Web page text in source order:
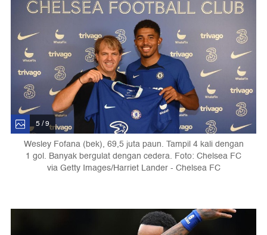
5 / 9
Wesley Fofana (bek), 69,5 juta paun. Tampil 4 kali dengan
1 gol. Banyak bergulat dengan cedera. Foto: Chelsea FC
via Getty Images/Harriet Lander - Chelsea FC